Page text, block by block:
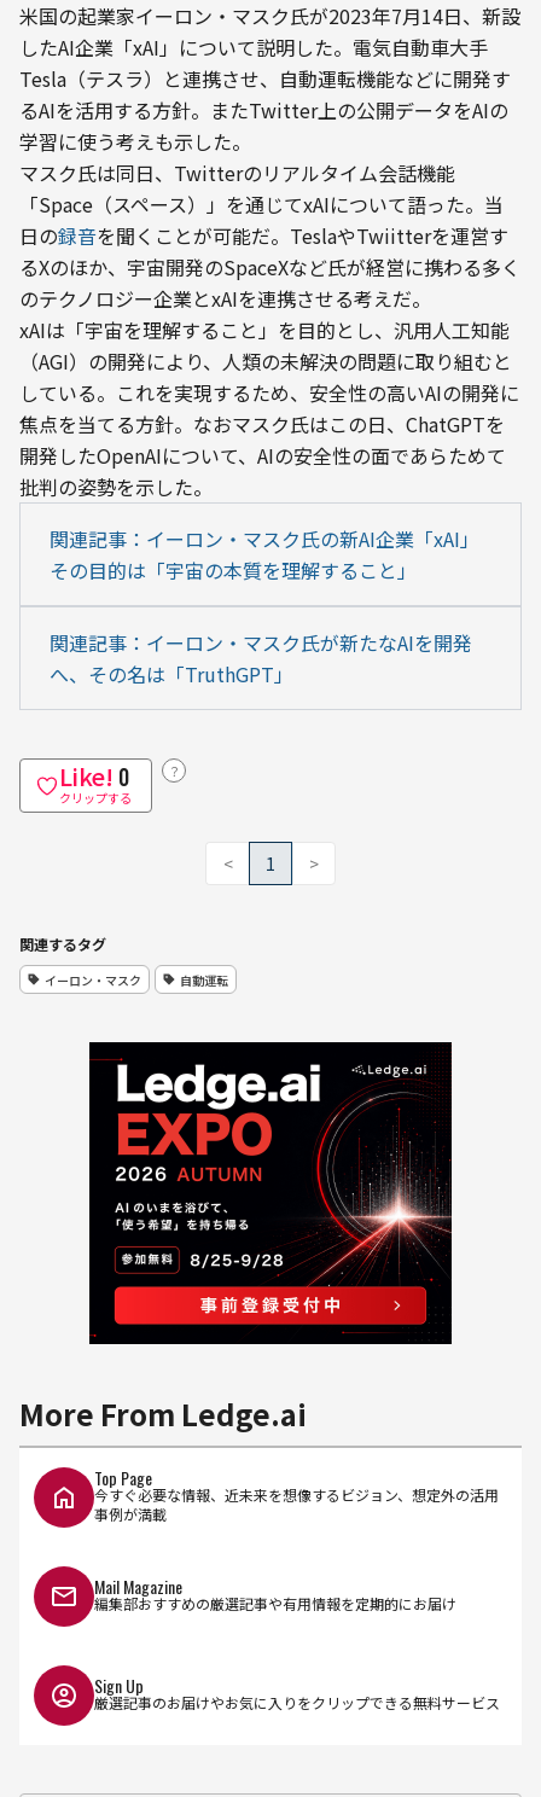
米国の起業家イーロン・マスク氏が2023年7月14日、新設
したAI企業「xAI」について説明した。電気自動車大手
Tesla（テスラ）と連携させ、自動運転機能などに開発す
るAIを活用する方針。またTwitter上の公開データをAIの
学習に使う考えも示した。
マスク氏は同日、Twitterのリアルタイム会話機能
「Space（スペース）」を通じてxAIについて語った。当
日の録音を聞くことが可能だ。TeslaやTwiitterを運営す
るXのほか、宇宙開発のSpaceXなど氏が経営に携わる多く
のテクノロジー企業とxAIを連携させる考えだ。
xAIは「宇宙を理解すること」を目的とし、汎用人工知能
（AGI）の開発により、人類の未解決の問題に取り組むと
している。これを実現するため、安全性の高いAIの開発に
焦点を当てる方針。なおマスク氏はこの日、ChatGPTを
開発したOpenAIについて、AIの安全性の面であらためて
批判の姿勢を示した。
関連記事：イーロン・マスク氏の新AI企業「xAI」
その目的は「宇宙の本質を理解すること」
関連記事：イーロン・マスク氏が新たなAIを開発
へ、その名は「TruthGPT」
Like! 0
クリップする
？
< 1 >
関連するタグ
イーロン・マスク 自動運転
More From Ledge.ai
Top Page
今すぐ必要な情報、近未来を想像するビジョン、想定外の活用
事例が満載
Mail Magazine
編集部おすすめの厳選記事や有用情報を定期的にお届け
Sign Up
厳選記事のお届けやお気に入りをクリップできる無料サービス